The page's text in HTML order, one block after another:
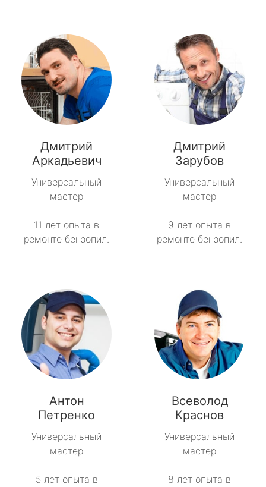
Дмитрий
Аркадьевич
Универсальный
мастер
11 лет опыта в
ремонте бензопил.
Дмитрий
Зарубов
Универсальный
мастер
9 лет опыта в
ремонте бензопил.
Антон
Петренко
Универсальный
мастер
5 лет опыта в
Всеволод
Краснов
Универсальный
мастер
8 лет опыта в